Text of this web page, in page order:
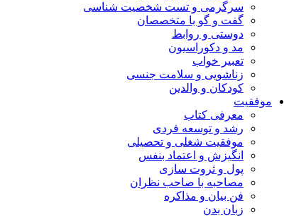
سرگرمی و تست شخصیت شناسی
گفت و گو با متخصصان
دوستی و روابط
مد و دکوراسیون
تعبیر خواب
زناشویی و سلامت جنسی
کودکان و والدین
موفقیت
معرفی کتاب
رشد و توسعه فردی
موفقیت شغلی و تحصیلی
انگیزش و اعتماد بنفس
پول و ثروت سازی
مصاحبه با صاحب نظران
فن بیان و مذاکره
زبان بدن